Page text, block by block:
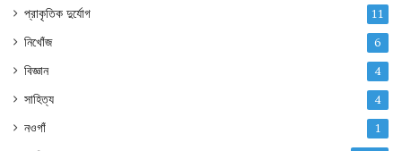
প্রাকৃতিক দুর্যোগ 11
নিখোঁজ 6
বিজ্ঞান 4
সাহিত্য 4
নওগাঁ 1